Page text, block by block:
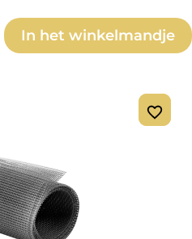
Voer de
In het winkelmandje